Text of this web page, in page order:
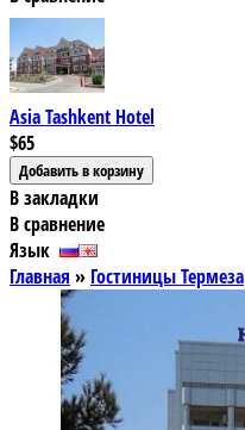
Asia Tashkent Hotel
$65
В закладки
В сравнение
Язык
Главная » Гостиницы Термеза